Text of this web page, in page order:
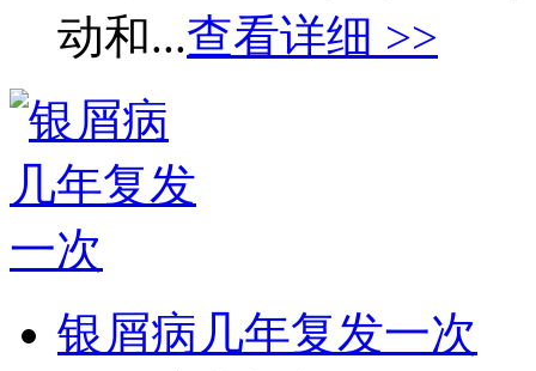
动和...查看详细 >>
银屑病几年复发一次